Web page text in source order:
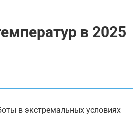
в 2025
в экстремальных условиях